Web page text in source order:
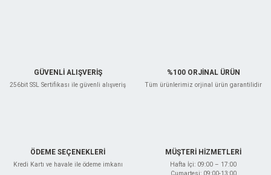
GÜVENLİ ALIŞVERİŞ
256bit SSL Sertifikası ile güvenli alışveriş
%100 ORJİNAL ÜRÜN
Tüm ürünlerimiz orjinal ürün garantilidir
ÖDEME SEÇENEKLERİ
Kredi Kartı ve havale ile ödeme imkanı
MÜŞTERİ HİZMETLERİ
Hafta İçi: 09:00 – 17:00
Cumartesi: 09:00-13:00